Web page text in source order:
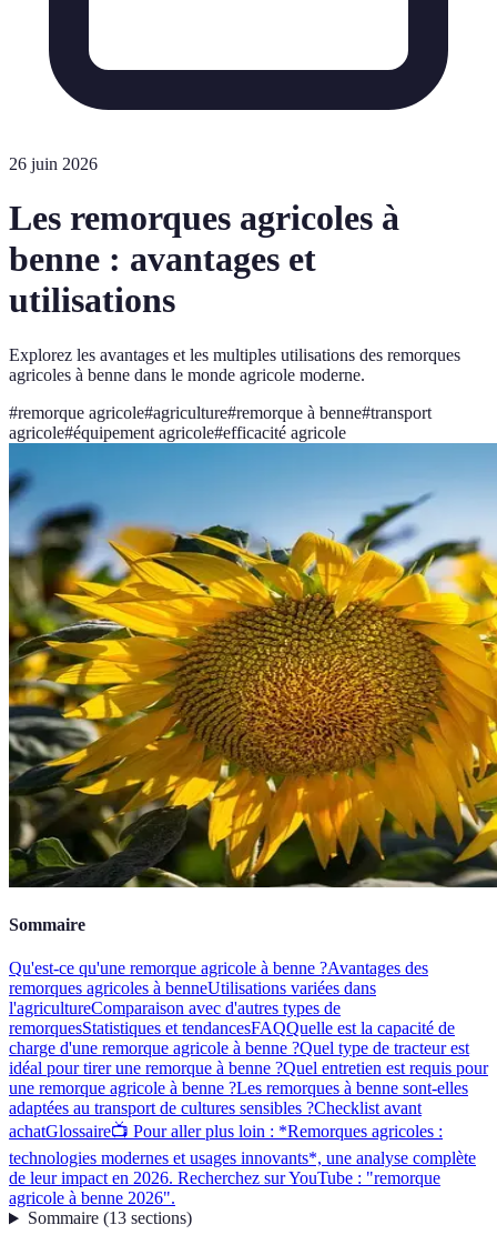
26 juin 2026
Les remorques agricoles à
benne : avantages et
utilisations
Explorez les avantages et les multiples utilisations des remorques
agricoles à benne dans le monde agricole moderne.
#remorque agricole#agriculture#remorque à benne#transport
agricole#équipement agricole#efficacité agricole
Sommaire
Qu'est-ce qu'une remorque agricole à benne ?Avantages des
remorques agricoles à benneUtilisations variées dans
l'agricultureComparaison avec d'autres types de
remorquesStatistiques et tendancesFAQQuelle est la capacité de
charge d'une remorque agricole à benne ?Quel type de tracteur est
idéal pour tirer une remorque à benne ?Quel entretien est requis pour
une remorque agricole à benne ?Les remorques à benne sont-elles
adaptées au transport de cultures sensibles ?Checklist avant
achatGlossaire📺 Pour aller plus loin : *Remorques agricoles :
technologies modernes et usages innovants*, une analyse complète
de leur impact en 2026. Recherchez sur YouTube : "remorque
agricole à benne 2026".
Sommaire(13 sections)